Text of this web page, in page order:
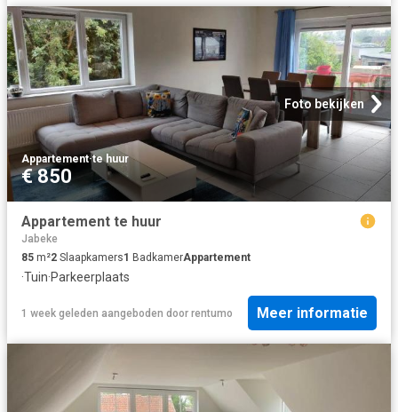
Foto bekijken
Appartement·te huur
€ 850
Appartement te huur
Jabeke
85 m²2 Slaapkamers1 BadkamerAppartement
·Tuin·Parkeerplaats
1 week geleden aangeboden door rentumo Meer informatie